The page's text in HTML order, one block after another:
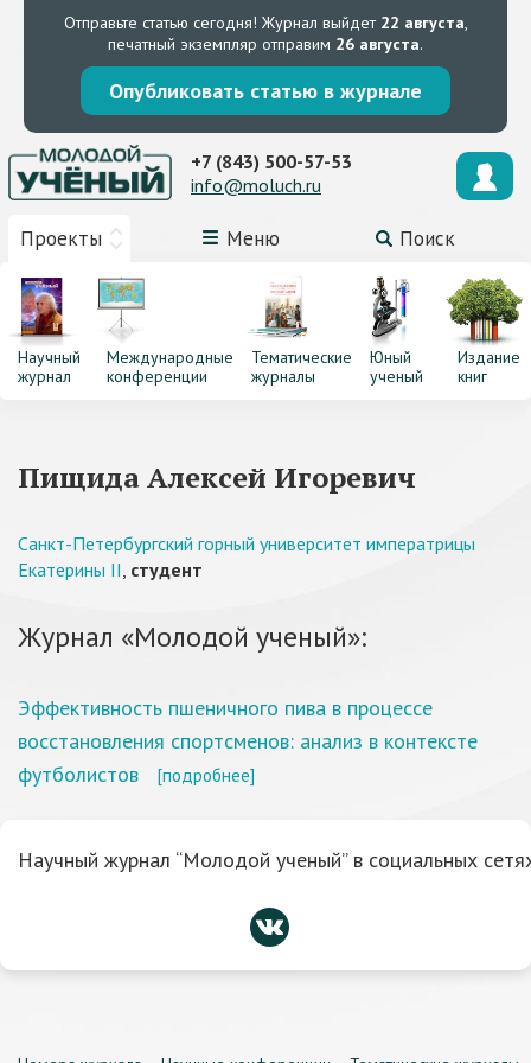
Отправьте статью сегодня! Журнал выйдет 22 августа,
печатный экземпляр отправим 26 августа.
Опубликовать статью в журнале
Проекты Меню Поиск
+7 (843) 500-57-53
info@moluch.ru
Научный
журнал
Международные
конференции
Тематические
журналы
Юный
ученый
Издание
книг
Пищида Алексей Игоревич
Санкт-Петербургский горный университет императрицы
Екатерины II, студент
Журнал «Молодой ученый»:
Эффективность пшеничного пива в процессе
восстановления спортсменов: анализ в контексте
футболистов
[подробнее]
Научный журнал “Молодой ученый” в социальных